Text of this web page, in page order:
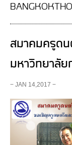
สมาคมครูดน
มหาวิทยาลั
− JAN 14,2017 −